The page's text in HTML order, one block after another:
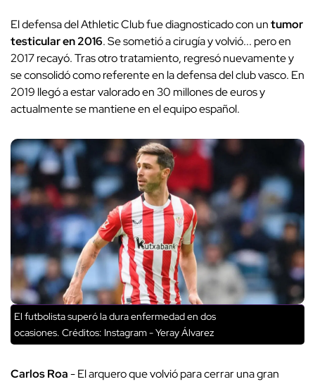
El defensa del Athletic Club fue diagnosticado con untumor
testicular en 2016. Se sometió a cirugía y volvió... pero en
2017 recayó. Tras otro tratamiento, regresó nuevamente y
se consolidó como referente en la defensa del club vasco. En
2019 llegó a estar valorado en 30 millones de euros y
actualmente se mantiene en el equipo español.
El futbolista superó la dura enfermedad en dos
ocasiones. Créditos: Instagram - Yeray Álvarez
Carlos Roa- El arquero que volvió para cerrar una gran